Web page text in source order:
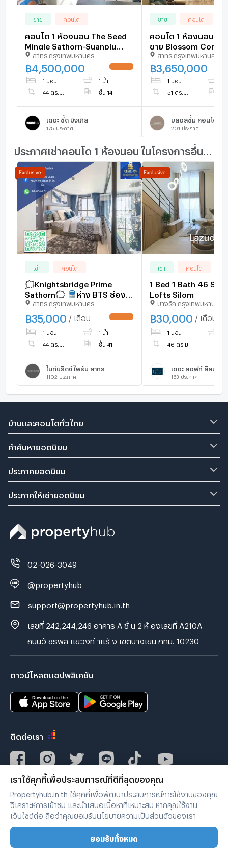
ขาย คอนโด
คอนโด 1 ห้องนอน The Seed
Mingle Sathorn-Suanplu
สถานี BTS ศาลาแดง (ID
2047831)
สาทร กรุงเทพมหานคร
฿ 4,500,000
1 นอน 1 น้ำ
44 ตร.ม. ชั้น 14
เดอะ ซี้ด มิงเกิล
175 ประกาศ
ขาย คอนโด
คอนโด 1 ห้องนอน 51
ขาย Blossom Condo
Sathorn-Charoenrat
BTS สุรศักดิ์ (ID
สาทร กรุงเทพมหานคร
฿3,650,000
1 นอน
51 ตร.ม.
201 ประกาศ
เช่า คอนโด
🗯️Knightsbridge Prime
Sathorn🗯️ 🚆ห่าง BTS ช่อง
นนทรี 600 เมตร 🚆ห่าง BRT
อาคารสงเคราะห์ 20 เมตร
สาทร กรุงเทพมหานคร
฿35,000 / เดือน
1 นอน 1 น้ำ
44 ตร.ม. ชั้น 41
ไนท์บริดจ์ ไพร์ม สาทร
1102 ประกาศ
เช่า คอนโด
1 Bed 1 Bath 46
Lofts Silom
บางรัก กรุงเทพมหานคร
฿30,000 / เดือน
1 นอน
46 ตร.ม.
เดอะ ลอฟท์ สีลม
163 ประกาศ
บ้านและคอนโดทั่วไทย
คำค้นหายอดนิยม
ประกาศยอดนิยม
ประกาศให้เช่ายอดนิยม
02-026-3049
@propertyhub
support@propertyhub.in.th
เลขที่ 242,244,246 อาคาร A ชั้ น 2 ห้ องเลขที่ A210A
ถนนวั ชรพล แขวงท่ าแร้ ง เขตบางเขน กทม. 10230
ดาวน์โหลดแอปพลิเคชัน
ติดต่อเรา
Copyright © 2019-2020
เราใช้คุกกี้เพื่อประสบการณ์ที่ดีที่สุดของคุณ
Propertyhub.in.th ใช้คุกกี้เพื่อพัฒนาประสบการณ์การใช้งานของคุณ
วิเคราะห์การเข้าชม และนำเสนอเนื้อหาที่เหมาะสม หากคุณใช้งาน
เว็บไซต์ต่อ ถือว่าคุณยอมรับนโยบายความเป็นส่วนตัวของเรา
ยอมรับทั้งหมด